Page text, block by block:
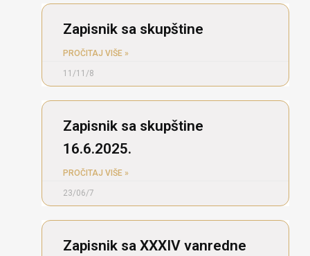
Zapisnik sa skupštine
PROČITAJ VIŠE »
11/11/8
Zapisnik sa skupštine
16.6.2025.
PROČITAJ VIŠE »
23/06/7
Zapisnik sa XXXIV vanredne